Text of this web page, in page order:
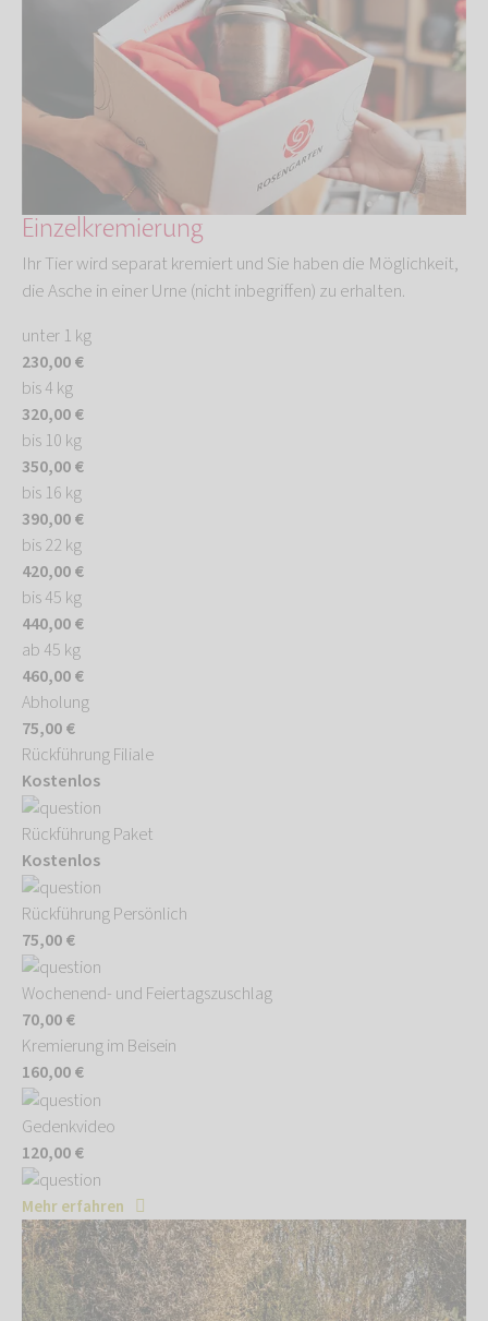
Einzelkremierung
Ihr Tier wird separat kremiert und Sie haben die Möglichkeit,
die Asche in einer Urne (nicht inbegriffen) zu erhalten.
unter 1 kg
230,00 €
bis 4 kg
320,00 €
bis 10 kg
350,00 €
bis 16 kg
390,00 €
bis 22 kg
420,00 €
bis 45 kg
440,00 €
ab 45 kg
460,00 €
Abholung
75,00 €
Rückführung Filiale
Kostenlos
Rückführung Paket
Kostenlos
Rückführung Persönlich
75,00 €
Wochenend- und Feiertagszuschlag
70,00 €
Kremierung im Beisein
160,00 €
Gedenkvideo
120,00 €
Mehr erfahren